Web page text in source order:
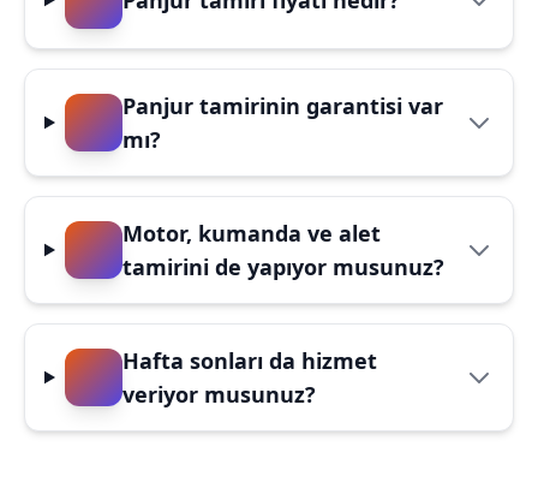
Panjur tamirinin garantisi var
mı?
Motor, kumanda ve alet
tamirini de yapıyor musunuz?
Hafta sonları da hizmet
veriyor musunuz?